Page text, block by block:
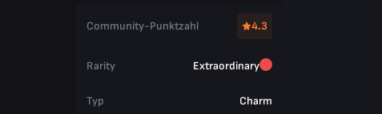
Community-Punktzahl 4.3
Rarity Extraordinary
Typ Charm